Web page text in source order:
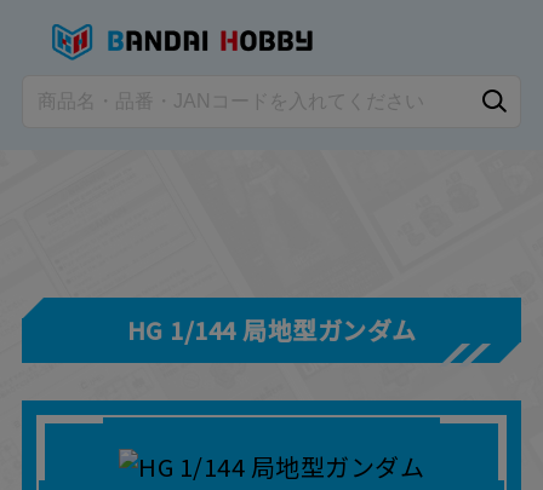
HG 1/144 局地型ガンダム